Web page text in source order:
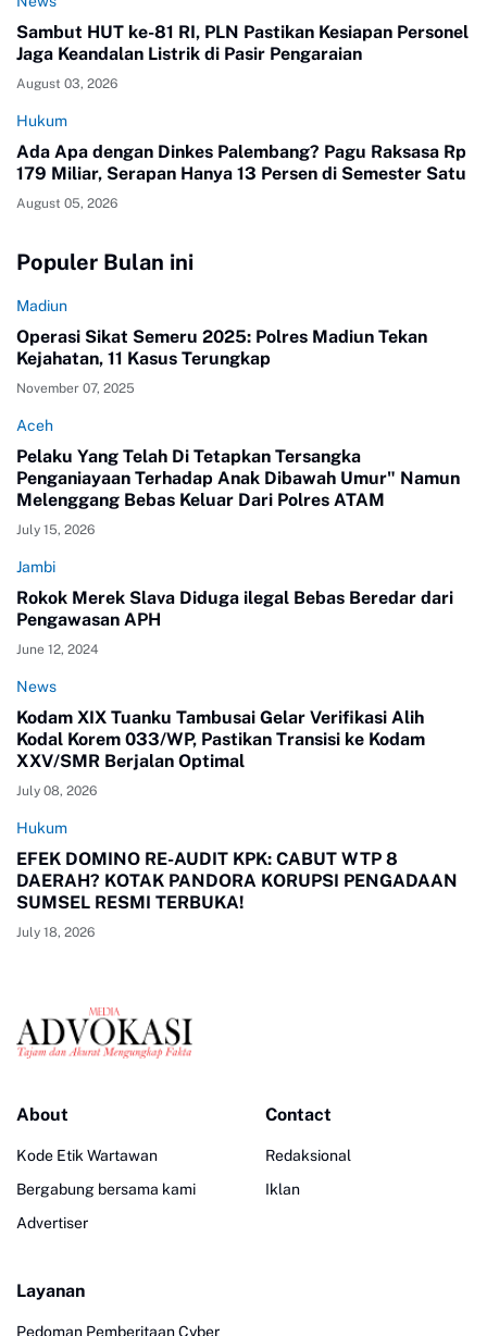
Sambut HUT ke-81 RI, PLN Pastikan Kesiapan Personel
Jaga Keandalan Listrik di Pasir Pengaraian
August 03, 2026
Hukum
Ada Apa dengan Dinkes Palembang? Pagu Raksasa Rp
179 Miliar, Serapan Hanya 13 Persen di Semester Satu
August 05, 2026
Populer Bulan ini
Madiun
Operasi Sikat Semeru 2025: Polres Madiun Tekan
Kejahatan, 11 Kasus Terungkap
November 07, 2025
Aceh
Pelaku Yang Telah Di Tetapkan Tersangka
Penganiayaan Terhadap Anak Dibawah Umur" Namun
Melenggang Bebas Keluar Dari Polres ATAM
July 15, 2026
Jambi
Rokok Merek Slava Diduga ilegal Bebas Beredar dari
Pengawasan APH
June 12, 2024
News
Kodam XIX Tuanku Tambusai Gelar Verifikasi Alih
Kodal Korem 033/WP, Pastikan Transisi ke Kodam
XXV/SMR Berjalan Optimal
July 08, 2026
Hukum
EFEK DOMINO RE-AUDIT KPK: CABUT WTP 8
DAERAH? KOTAK PANDORA KORUPSI PENGADAAN
SUMSEL RESMI TERBUKA!
July 18, 2026
About
Kode Etik Wartawan
Bergabung bersama kami
Advertiser
Contact
Redaksional
Iklan
Layanan
Pedoman Pemberitaan Cyber